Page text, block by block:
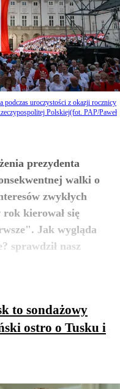
uroczystości z okazji rocznicy
Polskiej(fot. PAP/Paweł
prezydenta
walki o
zwykłych
rok kierował się
Jak wygląda
sprawdził nasz
więcej
to sondażowy
ostro o Tusku i